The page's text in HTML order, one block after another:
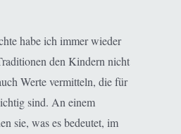
habe ich immer wieder
den Kindern nicht
Werte vermitteln, die für
sind. An einem
sie, was es bedeutet, im